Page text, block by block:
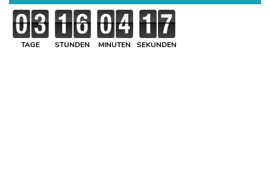
TAGE STUNDEN MINUTEN SEKUNDEN